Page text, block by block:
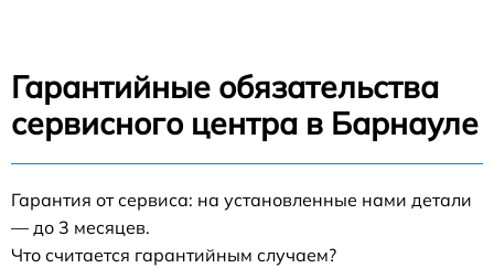
Гарантийные обязательства
сервисного центра в Барнауле
Гарантия от сервиса: на установленные нами детали
— до 3 месяцев.
Что считается гарантийным случаем?